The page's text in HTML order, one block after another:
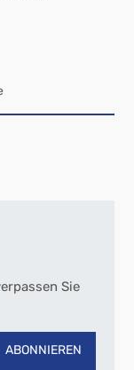
Sie
ABONNIEREN